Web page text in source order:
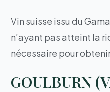
Vin suisse issu du
n’ayant pas atteint la
nécessaire pour
GOULBURN